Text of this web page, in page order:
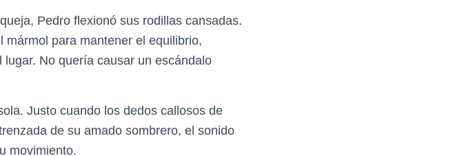
Pedro flexionó sus rodillas cansadas.
para mantener el equilibrio,
No quería causar un escándalo
Justo cuando los dedos callosos de
de su amado sombrero, el sonido
movimiento.